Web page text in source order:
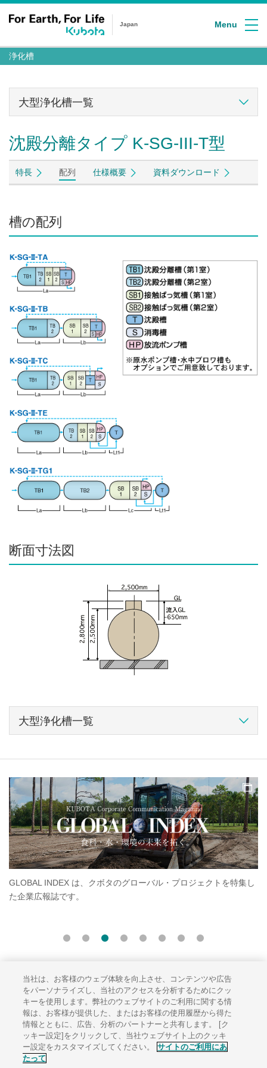
Japan Menu
浄化槽
大型浄化槽一覧
沈殿分離タイプ K-SG-III-T型
特長 配列 仕様概要 資料ダウンロード
槽の配列
断面寸法図
大型浄化槽一覧
INDEX は、クボタのグローバル・プロジェクトを特集し
業広報誌です。
クボタ
サイトのご利用にあたって
ソーシャルメディアポリシー
個人情報保護方針
サイトマップ
当社は、お客様のウェブ体験を向上させ、コンテンツや広告
をパーソナライズし、当社のアクセスを分析するためにクッ
キーを使用します。弊社のウェブサイトのご利用に関する情
報は、お客様が提供した、またはお客様の使用履歴から得た
情報とともに、広告、分析のパートナーと共有します。 [ク
ッキー設定]をクリックして、当社ウェブサイト上のクッキ
ー設定をカスタマイズしてください。
サイトのご利用にあ
たって